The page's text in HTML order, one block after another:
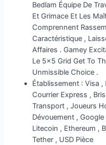
Bedlam Équipe De
Et Grimace Et Les
Comprennent
Caractéristique ,
Affaires . Gamey
Le 5×5 Grid Get To
Unmissible Choice .
Établissement : Visa
Courrier Express ,
Transport , Joueurs
Dévouement ,
Litecoin , Ethereum ,
Tether , USD Pièce